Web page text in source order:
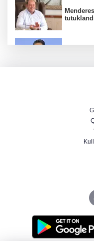
Hür
Bakan